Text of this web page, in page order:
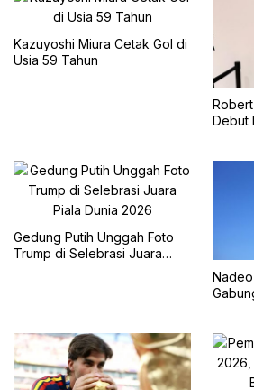
Kazuyoshi Miura Cetak Gol di
Usia 59 Tahun
Debut
Gedung Putih Unggah Foto
Trump di Selebrasi Juara